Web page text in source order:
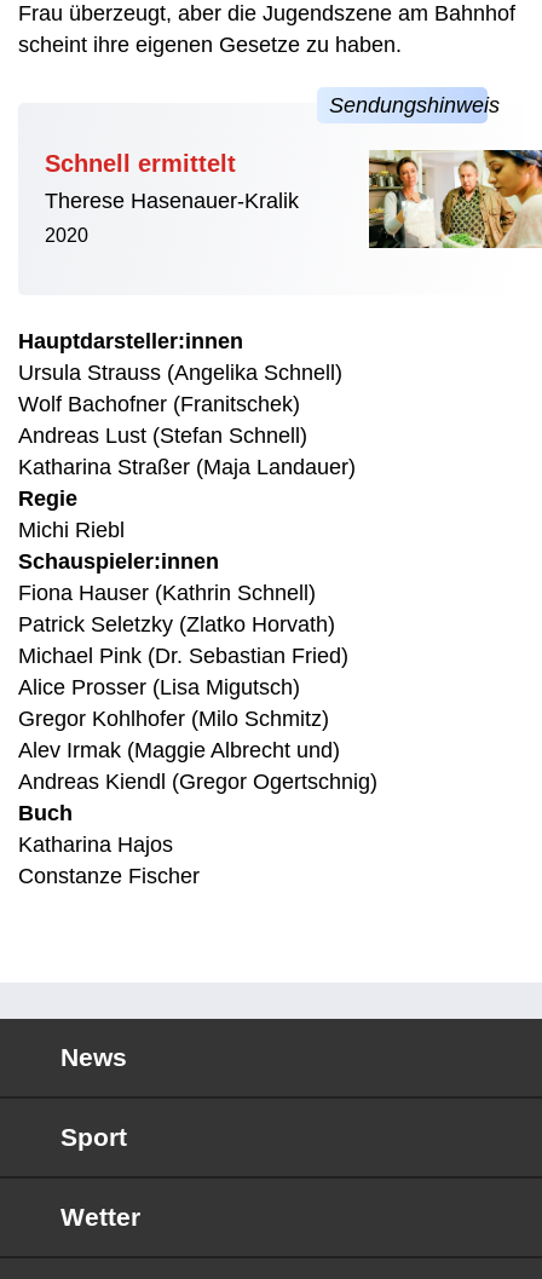
Frau überzeugt, aber die Jugendszene am Bahnhof
scheint ihre eigenen Gesetze zu haben.
Schnell ermittelt
Therese Hasenauer-Kralik
2020
Hauptdarsteller:innen
Ursula Strauss (Angelika Schnell)
Wolf Bachofner (Franitschek)
Andreas Lust (Stefan Schnell)
Katharina Straßer (Maja Landauer)
Regie
Michi Riebl
Schauspieler:innen
Fiona Hauser (Kathrin Schnell)
Patrick Seletzky (Zlatko Horvath)
Michael Pink (Dr. Sebastian Fried)
Alice Prosser (Lisa Migutsch)
Gregor Kohlhofer (Milo Schmitz)
Alev Irmak (Maggie Albrecht und)
Andreas Kiendl (Gregor Ogertschnig)
Buch
Katharina Hajos
Constanze Fischer
News
Sport
Wetter